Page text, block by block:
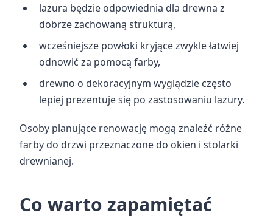
lazura będzie odpowiednia dla drewna z
dobrze zachowaną strukturą,
wcześniejsze powłoki kryjące zwykle łatwiej
odnowić za pomocą farby,
drewno o dekoracyjnym wyglądzie często
lepiej prezentuje się po zastosowaniu lazury.
Osoby planujące renowację mogą znaleźć różne
farby do drzwi przeznaczone do okien i stolarki
drewnianej.
Co warto zapamiętać